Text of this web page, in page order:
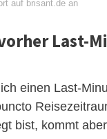
auf brisant.de an
Last-
einen Last-
bist, kommt